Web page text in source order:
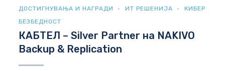
ДОСТИГНУВАЊА И НАГРАДИ
ИТ РЕШЕНИЈА
КИБЕР
БЕЗБЕДНОСТ
КАБТЕЛ – Silver Partner на NAKIVO
Backup & Replication